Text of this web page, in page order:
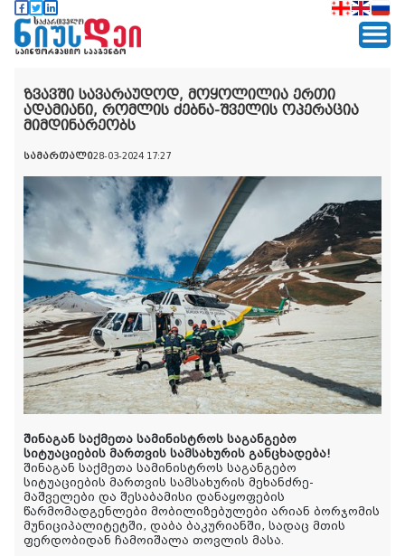
ზვავში სავარაუდოდ, მოყოლილია ერთი
ადამიანი, რომლის ძებნა-შველის ოპერაცია
მიმდინარეობს
სამართალი28-03-2024 17:27
შინაგან საქმეთა სამინისტროს საგანგებო
სიტუაციების მართვის სამსახურის განცხადება!
შინაგან საქმეთა სამინისტროს საგანგებო
სიტუაციების მართვის სამსახურის მეხანძრე-
მაშველები და შესაბამისი დანაყოფების
წარმომადგენლები მობილიზებულები არიან ბორჯომის
მუნიციპალიტეტში, დაბა ბაკურიანში, სადაც მთის
ფერდობიდან ჩამოიშალა თოვლის მასა.